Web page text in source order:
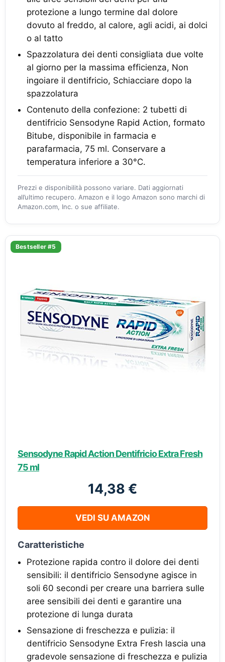
protezione a lungo termine dal dolore
dovuto al freddo, al calore, agli acidi, ai dolci
o al tatto
Spazzolatura dei denti consigliata due volte
al giorno per la massima efficienza, Non
ingoiare il dentifricio, Schiacciare dopo la
spazzolatura
Contenuto della confezione: 2 tubetti di
dentifricio Sensodyne Rapid Action, formato
Bitube, disponibile in farmacia e
parafarmacia, 75 ml. Conservare a
temperatura inferiore a 30°C.
Prezzi e disponibilità possono variare. Dati aggiornati
all’ultimo recupero. Amazon e il logo Amazon sono marchi di
Amazon.com, Inc. o sue affiliate.
Bestseller #5
Sensodyne Rapid Action Dentifricio Extra Fresh
75 ml
14,38 €
VEDI SU AMAZON
Caratteristiche
Protezione rapida contro il dolore dei denti
sensibili: il dentifricio Sensodyne agisce in
soli 60 secondi per creare una barriera sulle
aree sensibili dei denti e garantire una
protezione di lunga durata
Sensazione di freschezza e pulizia: il
dentifricio Sensodyne Extra Fresh lascia una
gradevole sensazione di freschezza e pulizia